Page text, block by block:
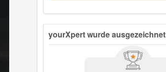
yourXpert wurde ausgezeichnet